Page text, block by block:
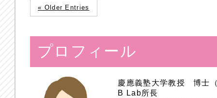
« Older Entries
プロフィール
慶應義塾大学教授 博士
B Lab所長